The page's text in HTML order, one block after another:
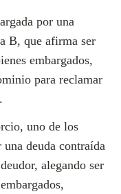
por una
B, que afirma ser
embargados,
para reclamar
uno de los
una deuda contraída
alegando ser